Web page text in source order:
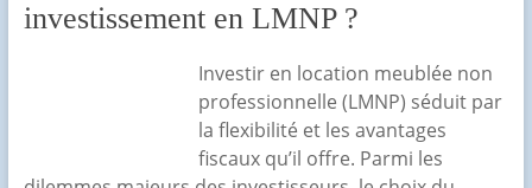
investissement en LMNP ?
Investir en location meublée non
professionnelle (LMNP) séduit par
la flexibilité et les avantages
fiscaux qu’il offre. Parmi les